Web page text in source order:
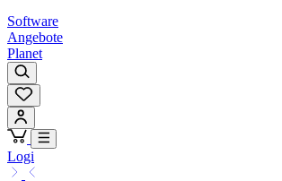
Software
Angebote
Planet
Logi